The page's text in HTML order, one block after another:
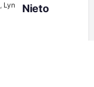
, Lyn
Nieto